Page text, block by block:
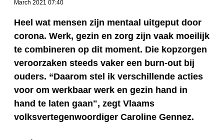
March 2021 07:40
Heel wat mensen zijn mentaal uitgeput door
corona. Werk, gezin en zorg zijn vaak moeilijk
te combineren op dit moment. Die kopzorgen
veroorzaken steeds vaker een burn-out bij
ouders. “Daarom stel ik verschillende acties
voor om werkbaar werk en gezin hand in
hand te laten gaan", zegt Vlaams
volksvertegenwoordiger Caroline Gennez.